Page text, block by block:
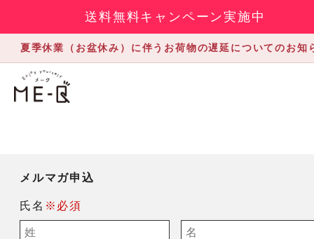
送料無料キャンペーン実施中
夏季休業（お盆休み）に伴うお荷物の遅延についてのお知
メルマガ申込
氏名 ※必須